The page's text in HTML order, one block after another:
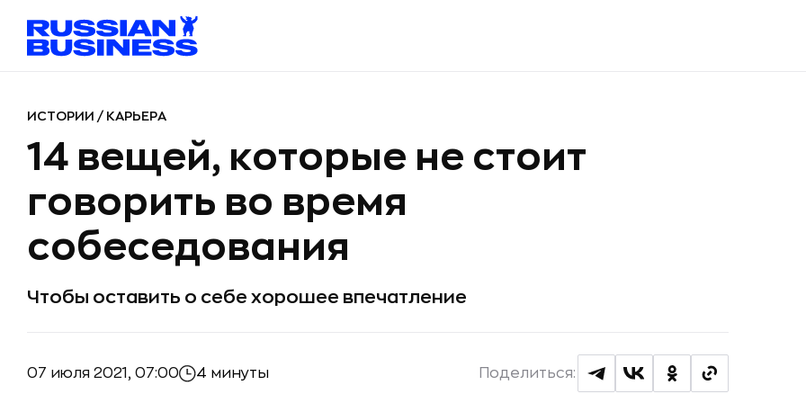
ИСТОРИИ / КАРЬЕРА
14 вещей, которые не стоит
говорить во время
собеседования
Чтобы оставить о себе хорошее впечатление
07 июля 2021, 07:00 4 минуты Поделиться: